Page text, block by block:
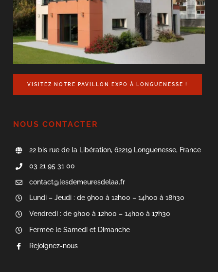
VISITEZ NOTRE PAVILLON EXPO À LONGUENESSE !
NOUS CONTACTER
22 bis rue de la Libération, 62219 Longuenesse, France
03 21 95 31 00
contact@lesdemeuresdelaa.fr
Lundi – Jeudi : de 9h00 à 12h00 – 14h00 à 18h30
Vendredi : de 9h00 à 12h00 – 14h00 à 17h30
Fermée le Samedi et Dimanche
Rejoignez-nous